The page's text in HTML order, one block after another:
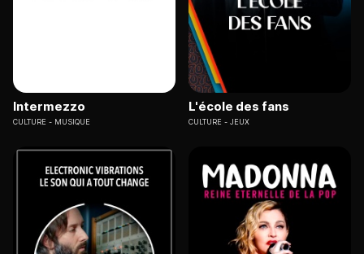
Intermezzo
CULTURE MUSIQUE
L'école des fans
CULTURE JEUX